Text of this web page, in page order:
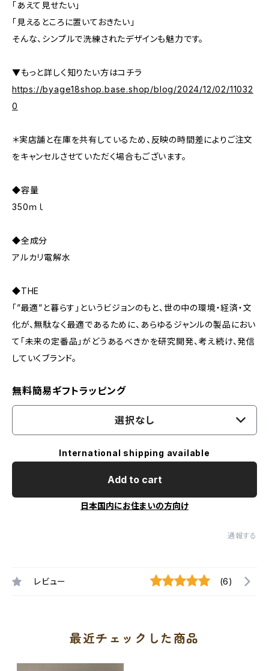
「あえて見せたい」
「見えるところに置いておきたい」
そんな、シンプルで洗練されたデザインも魅力です。
▼もっと詳しく知りたい方はコチラ
https://byage18shop.base.shop/blog/2024/12/02/11032
0
＊実店舗と在庫を共有しているため、反映の時間差によりご注文
をキャンセルさせていただく場合もございます。
◆容量
350ｍｌ
◆全成分
アルカリ電解水
◆THE
「”最適”と暮らす」というビジョンのもと、世の中の環境・経済・文
化が、無駄なく最適であるために、あらゆるジャンルの製品におい
て「未来の定番品」がどうあるべきかを研究開発、考え続け、発信
していくブランド。
無料簡易ギフトラッピング
選択なし
International shipping available
Add to cart
日本国内にお住まいの方向け
通報する
レビュー (6)
最近チェックした商品